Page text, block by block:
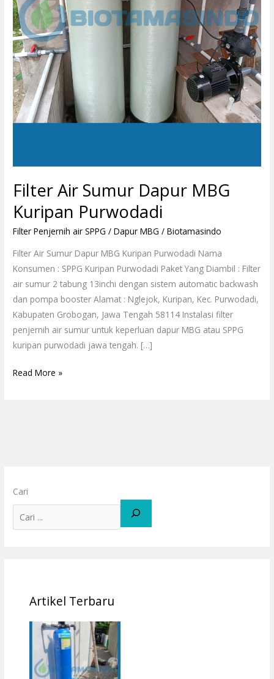
Filter Air Sumur Dapur MBG
Kuripan Purwodadi
Filter Penjernih air SPPG / Dapur MBG /Biotamasindo
Filter Air Sumur Dapur MBG Kuripan Purwodadi Nama
Konsumen : SPPG Kuripan Purwodadi Paket Yang Diambil : Filter
air sumur 2 tabung 13inchi dengan sistem automatic backwash
dan pompa booster Alamat : Nglejok, Kuripan, Kec. Purwodadi,
Kabupaten Grobogan, Jawa Tengah 58114 Instalasi filter
penjernih air sumur untuk keperluan dapur MBG atau SPPG
kuripan purwodadi jawa tengah. […]
Read More »
Cari
Artikel Terbaru